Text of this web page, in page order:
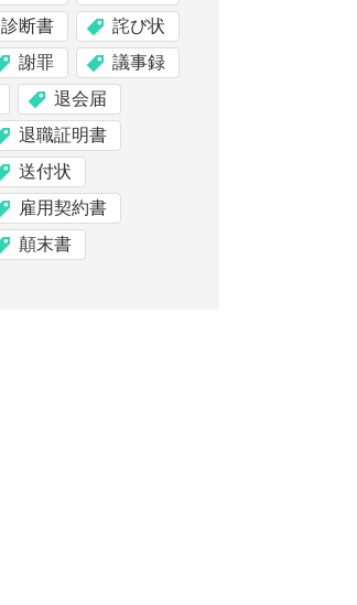
診断書
詫び状
謝罪
議事録
退会届
退職証明書
送付状
雇用契約書
顛末書